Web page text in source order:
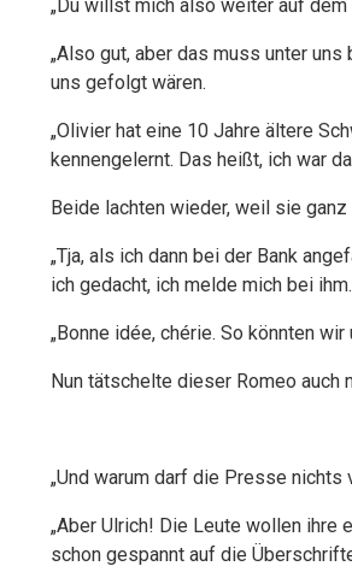
„Du willst mich also weiter auf
„Also gut, aber das muss unter
uns gefolgt wären.
„Olivier hat eine 10 Jahre ältere
kennengelernt. Das heißt, ich war
Beide lachten wieder, weil sie
„Tja, als ich dann bei der Bank
ich gedacht, ich melde mich bei
„Bonne idée, chérie. So könnten
Nun tätschelte dieser Romeo auch
„Und warum darf die Presse
„Aber Ulrich! Die Leute wollen ihre
schon gespannt auf die